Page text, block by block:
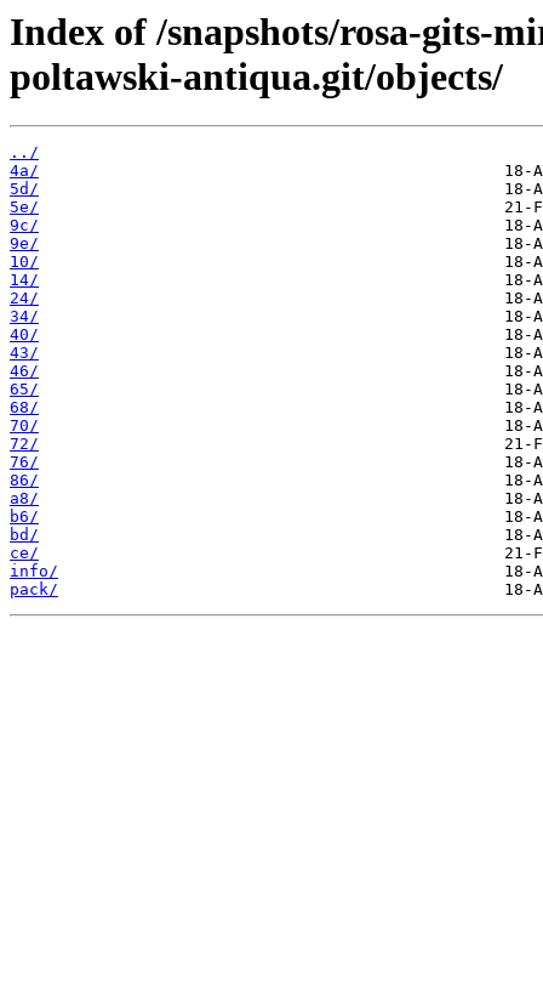
Index of /snapshots/rosa-gits-
poltawski-antiqua.git/objects/
../
4a/
5d/
5e/
9c/
9e/
10/
14/
24/
34/
40/
43/
46/
65/
68/
70/
72/
76/
86/
a8/
b6/
bd/
ce/
info/
pack/